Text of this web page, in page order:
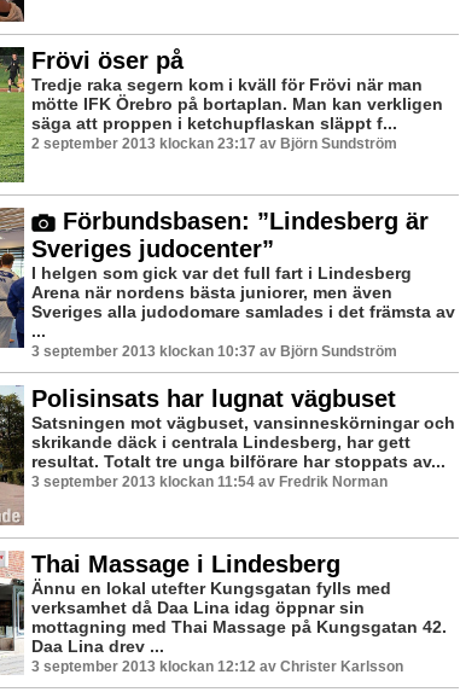
Frövi öser på
Tredje raka segern kom i kväll för Frövi när man
mötte IFK Örebro på bortaplan. Man kan verkligen
säga att proppen i ketchupflaskan släppt f...
2 september 2013 klockan 23:17 av Björn Sundström
Förbundsbasen: ”Lindesberg är
Sveriges judocenter”
I helgen som gick var det full fart i Lindesberg
Arena när nordens bästa juniorer, men även
Sveriges alla judodomare samlades i det främsta av
...
3 september 2013 klockan 10:37 av Björn Sundström
Polisinsats har lugnat vägbuset
Satsningen mot vägbuset, vansinneskörningar och
skrikande däck i centrala Lindesberg, har gett
resultat. Totalt tre unga bilförare har stoppats av...
3 september 2013 klockan 11:54 av Fredrik Norman
Thai Massage i Lindesberg
Ännu en lokal utefter Kungsgatan fylls med
verksamhet då Daa Lina idag öppnar sin
mottagning med Thai Massage på Kungsgatan 42.
Daa Lina drev ...
3 september 2013 klockan 12:12 av Christer Karlsson